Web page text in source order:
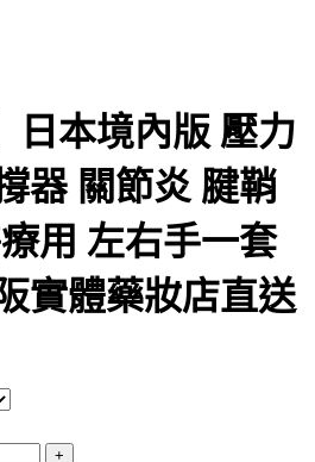
日本境內版 壓力
器 關節炎 腱鞘
用 左右手一套
實體藥妝店直送